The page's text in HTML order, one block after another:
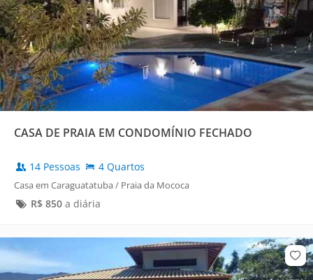
CASA DE PRAIA EM CONDOMÍNIO FECHADO
14 Pessoas 4 Quartos
Casa em Caraguatatuba / Praia da Mococa
R$ 850a diária